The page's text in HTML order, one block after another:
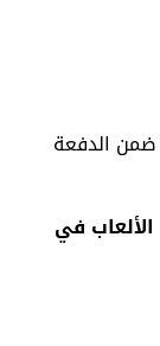
ضمن الدفعة
الألعاب في